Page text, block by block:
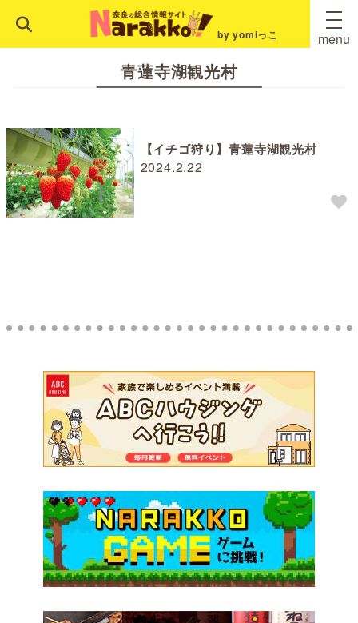
by yomiっこ menu
青蓮寺湖観光村
2024.2.22
【イチゴ狩り】青蓮寺湖観光村